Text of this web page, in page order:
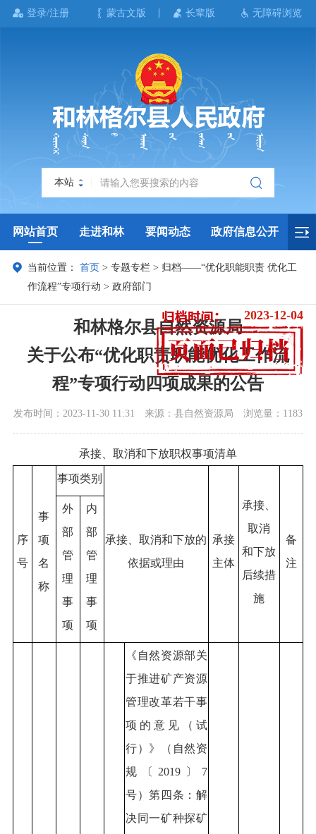
登录/注册 蒙古文版 长辈版 无障碍浏览
本站
网站首页 走进和林 要闻动态 政府信息公开
政务服务 政民互动 政府数据 专题专栏
当前位置：首页 >专题专栏 > 归档——“优化职能职责 优化工
作流程”专项行动 >政府部门
2023-12-04
和林格尔县自然资源局
关于公布“优化职责职能优化工作流
程”专项行动四项成果的公告
发布时间：2023-11-30 11:31 来源：县自然资源局 浏览量：1183
承接、取消和下放职权事项清单
序
号
事
项
名
称
事项类别
承接、取消和下放的
依据或理由
承接
主体
承接、
取消
和下放
后续措
施
备
注
外
部
管
理
事
项
内
部
管
理
事
项
《自然资源部关
于推进矿产资源
管理改革若干事
项的意见（试
行）》（自然资
规〔2019〕7
号）第四条：解
决同一矿种探矿